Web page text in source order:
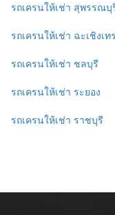
รถเครนให้เช่า สุพรรณบุ
รถเครนให้เช่า ฉะเชิงเท
รถเครนให้เช่า ชลบุรี
รถเครนให้เช่า ระยอง
รถเครนให้เช่า ราชบุรี